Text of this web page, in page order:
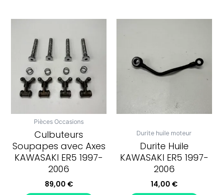
Pièces Occasions
Culbuteurs
Soupapes avec Axes
KAWASAKI ER5 1997-
2006
89,00 €
Durite huile moteur
Durite Huile
KAWASAKI ER5 1997-
2006
14,00 €